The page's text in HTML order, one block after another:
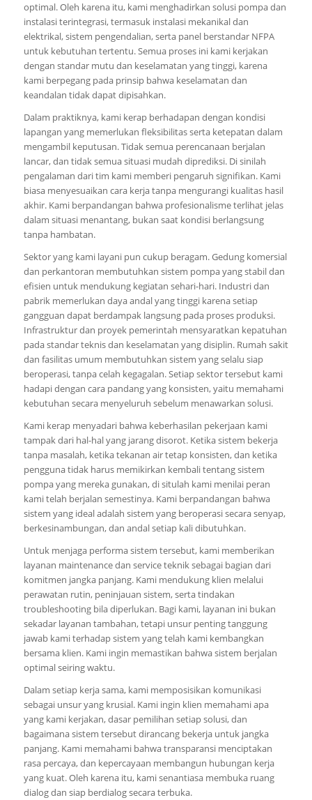
optimal. Oleh karena itu, kami menghadirkan solusi pompa dan
instalasi terintegrasi, termasuk instalasi mekanikal dan
elektrikal, sistem pengendalian, serta panel berstandar NFPA
untuk kebutuhan tertentu. Semua proses ini kami kerjakan
dengan standar mutu dan keselamatan yang tinggi, karena
kami berpegang pada prinsip bahwa keselamatan dan
keandalan tidak dapat dipisahkan.
Dalam praktiknya, kami kerap berhadapan dengan kondisi
lapangan yang memerlukan fleksibilitas serta ketepatan dalam
mengambil keputusan. Tidak semua perencanaan berjalan
lancar, dan tidak semua situasi mudah diprediksi. Di sinilah
pengalaman dari tim kami memberi pengaruh signifikan. Kami
biasa menyesuaikan cara kerja tanpa mengurangi kualitas hasil
akhir. Kami berpandangan bahwa profesionalisme terlihat jelas
dalam situasi menantang, bukan saat kondisi berlangsung
tanpa hambatan.
Sektor yang kami layani pun cukup beragam. Gedung komersial
dan perkantoran membutuhkan sistem pompa yang stabil dan
efisien untuk mendukung kegiatan sehari-hari. Industri dan
pabrik memerlukan daya andal yang tinggi karena setiap
gangguan dapat berdampak langsung pada proses produksi.
Infrastruktur dan proyek pemerintah mensyaratkan kepatuhan
pada standar teknis dan keselamatan yang disiplin. Rumah sakit
dan fasilitas umum membutuhkan sistem yang selalu siap
beroperasi, tanpa celah kegagalan. Setiap sektor tersebut kami
hadapi dengan cara pandang yang konsisten, yaitu memahami
kebutuhan secara menyeluruh sebelum menawarkan solusi.
Kami kerap menyadari bahwa keberhasilan pekerjaan kami
tampak dari hal-hal yang jarang disorot. Ketika sistem bekerja
tanpa masalah, ketika tekanan air tetap konsisten, dan ketika
pengguna tidak harus memikirkan kembali tentang sistem
pompa yang mereka gunakan, di situlah kami menilai peran
kami telah berjalan semestinya. Kami berpandangan bahwa
sistem yang ideal adalah sistem yang beroperasi secara senyap,
berkesinambungan, dan andal setiap kali dibutuhkan.
Untuk menjaga performa sistem tersebut, kami memberikan
layanan maintenance dan service teknik sebagai bagian dari
komitmen jangka panjang. Kami mendukung klien melalui
perawatan rutin, peninjauan sistem, serta tindakan
troubleshooting bila diperlukan. Bagi kami, layanan ini bukan
sekadar layanan tambahan, tetapi unsur penting tanggung
jawab kami terhadap sistem yang telah kami kembangkan
bersama klien. Kami ingin memastikan bahwa sistem berjalan
optimal seiring waktu.
Dalam setiap kerja sama, kami memposisikan komunikasi
sebagai unsur yang krusial. Kami ingin klien memahami apa
yang kami kerjakan, dasar pemilihan setiap solusi, dan
bagaimana sistem tersebut dirancang bekerja untuk jangka
panjang. Kami memahami bahwa transparansi menciptakan
rasa percaya, dan kepercayaan membangun hubungan kerja
yang kuat. Oleh karena itu, kami senantiasa membuka ruang
dialog dan siap berdialog secara terbuka.